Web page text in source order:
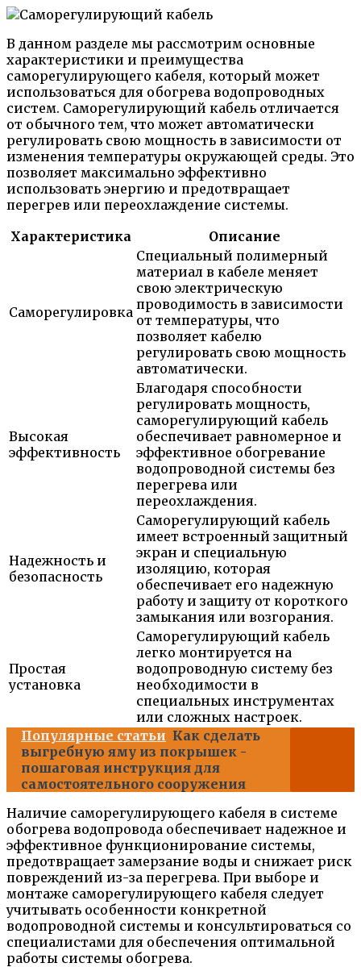
В данном разделе мы рассмотрим основные
характеристики и преимущества
саморегулирующего кабеля, который может
использоваться для обогрева водопроводных
систем. Саморегулирующий кабель отличается
от обычного тем, что может автоматически
регулировать свою мощность в зависимости от
изменения температуры окружающей среды. Это
позволяет максимально эффективно
использовать энергию и предотвращает
перегрев или переохлаждение системы.
Характеристика
Описание
Саморегулировка
Специальный полимерный
материал в кабеле меняет
свою электрическую
проводимость в зависимости
от температуры, что
позволяет кабелю
регулировать свою мощность
автоматически.
Высокая
эффективность
Благодаря способности
регулировать мощность,
саморегулирующий кабель
обеспечивает равномерное и
эффективное обогревание
водопроводной системы без
перегрева или
переохлаждения.
Надежность и
безопасность
Саморегулирующий кабель
имеет встроенный защитный
экран и специальную
изоляцию, которая
обеспечивает его надежную
работу и защиту от короткого
замыкания или возгорания.
Простая
установка
Саморегулирующий кабель
легко монтируется на
водопроводную систему без
необходимости в
специальных инструментах
или сложных настроек.
Популярные статьи Как сделать
выгребную яму из покрышек -
пошаговая инструкция для
самостоятельного сооружения
Наличие саморегулирующего кабеля в системе
обогрева водопровода обеспечивает надежное и
эффективное функционирование системы,
предотвращает замерзание воды и снижает риск
повреждений из-за перегрева. При выборе и
монтаже саморегулирующего кабеля следует
учитывать особенности конкретной
водопроводной системы и консультироваться со
специалистами для обеспечения оптимальной
работы системы обогрева.